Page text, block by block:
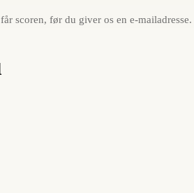
scoren, før du giver os en e-mailadresse.